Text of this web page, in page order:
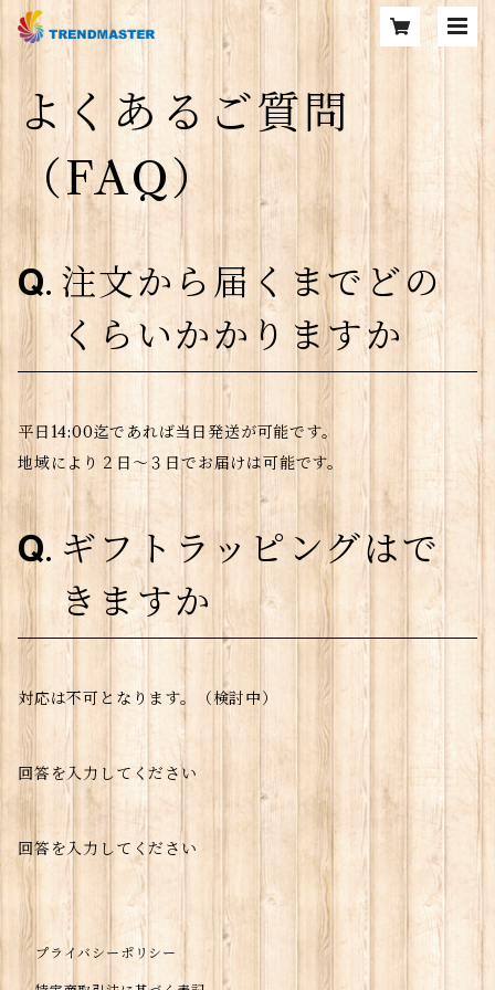
よくあるご質問
（FAQ）
注文から届くまでどの
くらいかかりますか
平日14:00迄であれば当日発送が可能です。
地域により２日～３日でお届けは可能です。
ギフトラッピングはで
きますか
対応は不可となります。（検討中）
回答を入力してください
回答を入力してください
プライバシーポリシー